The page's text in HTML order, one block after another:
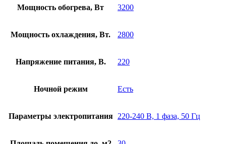
Мощность обогрева, Вт 3200
Мощность охлаждения, Вт. 2800
Напряжение питания, В. 220
Ночной режим Есть
Параметры электропитания 220-240 В, 1 фаза, 50 Гц